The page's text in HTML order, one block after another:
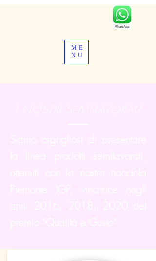
ME
NU